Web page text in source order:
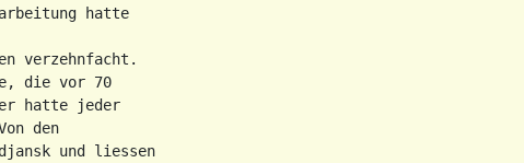
hatte
verzehnfacht.
die vor 70
hatte jeder
den
und liessen